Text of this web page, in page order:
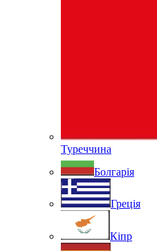
Туреччина
Болгарія
Греція
Кіпр